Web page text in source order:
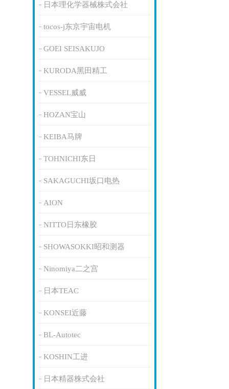
日本理化学器械株式会社
tocos-j东京宇宙电机
GOEI SEISAKUJO
KURODA黑田精工
VESSEL威威
HOZAN宝山
KEIBA马牌
TOHNICHI东日
SAKAGUCHI坂口电热
AION
NITTO日东橡胶
SHOWASOKKI昭和测器
Ninomiya二之宫
日本TEAC
KONSEI近藤
BL-Autotec
KOSHIN工进
日本精器株式会社